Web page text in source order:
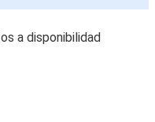
a disponibilidad